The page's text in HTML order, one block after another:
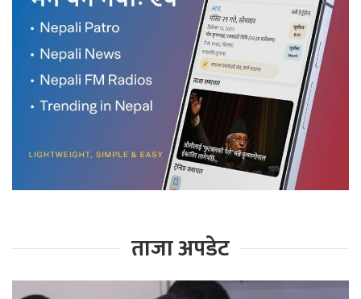
ताजा अपडेट